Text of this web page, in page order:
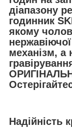
діапазону
годинник
якому
механізм, а
Надійність